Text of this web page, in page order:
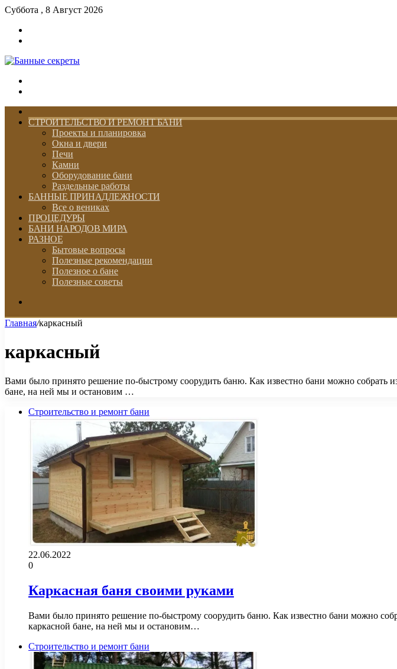
Суббота , 8 Август 2026
СТРОИТЕЛЬСТВО И РЕМОНТ БАНИ
Проекты и планировка
Окна и двери
Печи
Камни
Оборудование бани
Раздельные работы
БАННЫЕ ПРИНАДЛЕЖНОСТИ
Все о вениках
ПРОЦЕДУРЫ
БАНИ НАРОДОВ МИРА
РАЗНОЕ
Бытовые вопросы
Полезные рекомендации
Полезное о бане
Полезные советы
Главная/каркасный
каркасный
Вами было принято решение по-быстрому соорудить баню. Как известно бани можно собрать
бане, на ней мы и остановим …
Строительство и ремонт бани
22.06.2022
0
Каркасная баня своими руками
Вами было принято решение по-быстрому соорудить баню. Как известно бани можно
каркасной бане, на ней мы и остановим…
Строительство и ремонт бани